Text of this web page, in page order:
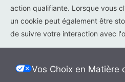
action qualifiante. Lorsque vous
un cookie peut également être
de suivre votre interaction avec
Vos Choix en Matière